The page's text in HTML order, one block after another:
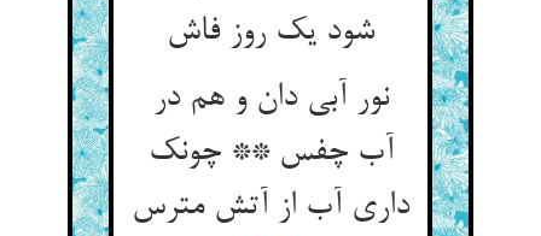
شود یک روز فاش
نور آبی دان و هم در
آب چفس ** چونک
داری آب از آتش مترس